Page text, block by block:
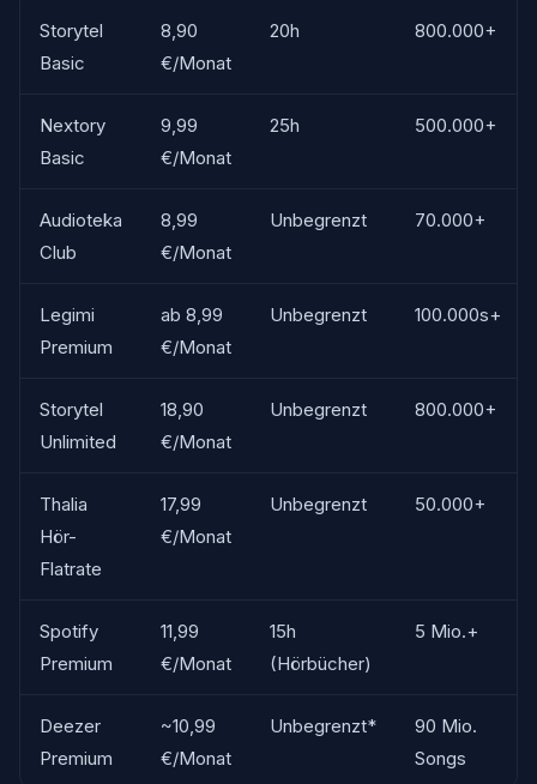
Storytel
Basic
8,90
€/Monat
20h 800.000+
Nextory
Basic
9,99
€/Monat
25h 500.000+
Audioteka
Club
8,99
€/Monat
Unbegrenzt 70.000+
Legimi
Premium
ab 8,99
€/Monat
Unbegrenzt 100.000s+
Storytel
Unlimited
18,90
€/Monat
Unbegrenzt 800.000+
Thalia
Hör-
Flatrate
17,99
€/Monat
Unbegrenzt 50.000+
Spotify
Premium
11,99
€/Monat
15h
(Hörbücher)
5 Mio.+
Deezer
Premium
~10,99
€/Monat
Unbegrenzt*
90 Mio.
Songs